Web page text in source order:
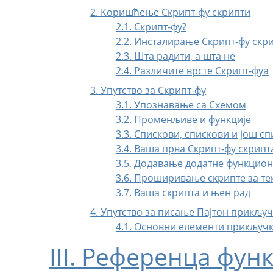
2. Коришћење Скрипт-фу скрипти
2.1. Скрипт-фу?
2.2. Инсталирање Скрипт-фу
2.3. Шта радити, а шта не
2.4. Различите врсте Скрипт-фуа
3. Упутство за Скрипт-фу
3.1. Упознавање са Схемом
3.2. Променљиве и функције
3.3. Спискови, спискови и још
3.4. Ваша прва Скрипт-фу
3.5. Додавање додатне
3.6. Проширивање скрипте за
3.7. Ваша скрипта и њен рад
4. Упутство за писање Пајтон
4.1. Основни елементи
III. Референца